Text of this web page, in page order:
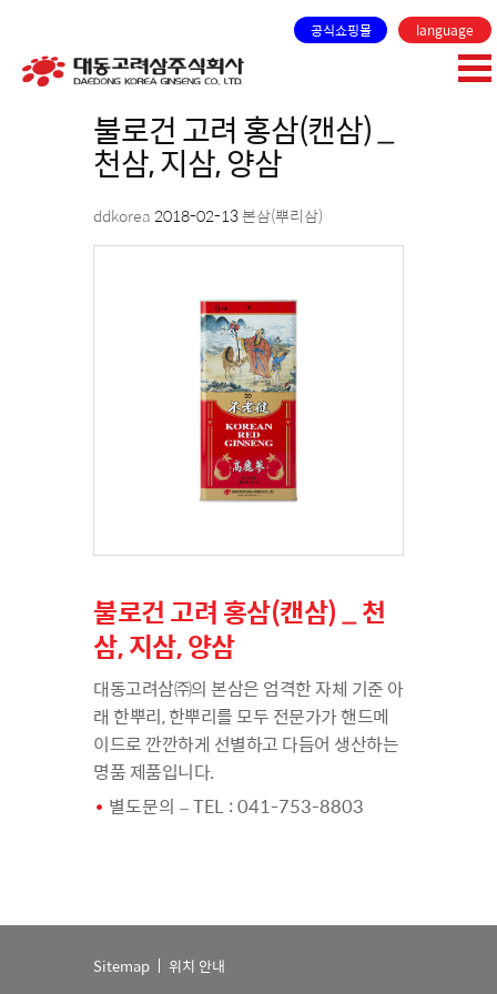
공식쇼핑몰 language
불로건 고려 홍삼(캔삼) _
천삼, 지삼, 양삼
ddkorea2018-02-13본삼(뿌리삼)
불로건 고려 홍삼(캔삼) _ 천
삼, 지삼, 양삼
대동고려삼㈜의 본삼은 엄격한 자체 기준 아
래 한뿌리, 한뿌리를 모두 전문가가 핸드메
이드로 깐깐하게 선별하고 다듬어 생산하는
명품 제품입니다.
별도문의 – TEL : 041-753-8803
Sitemap 위치 안내